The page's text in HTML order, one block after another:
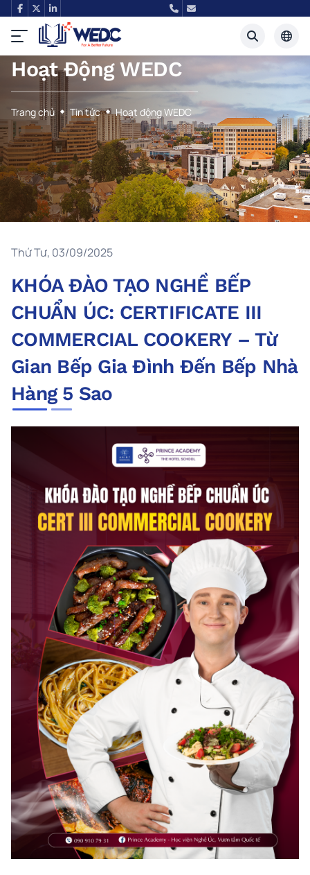
English
Hoạt Động WEDC
Trang chủ Tin tức Hoạt động WEDC
Thứ Tư, 03/09/2025
KHÓA ĐÀO TẠO NGHỀ BẾP
CHUẨN ÚC: CERTIFICATE III
COMMERCIAL COOKERY – Từ
Gian Bếp Gia Đình Đến Bếp Nhà
Hàng 5 Sao